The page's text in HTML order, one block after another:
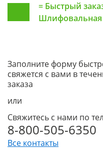
= Быстрый
Шлифовальная
Заполните форму
свяжется с вами в
заказа
или
Свяжитесь с нами по
8-800-505-6350
Все контакты